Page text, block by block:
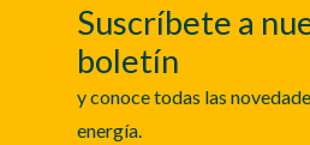
Suscríbete a
boletín
y conoce todas las
energía.